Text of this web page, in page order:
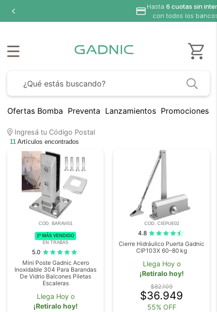
Hasta6 cuotas sin
con todos los bancos
Ofertas Bomba Preventa Lanzamientos Promociones
Ingresá tu Código Postal
11 Artículos encontrados
COD. BARAVI01
1º MÁS VENDIDO
EN TRABAS
5.0
Mini Poste Gadnic Acero
Inoxidable 304 Para Barandas
De Vidrio Balcones Piletas
Escaleras
Llega Hoy o
¡Retiralo hoy!
COD. CIEPUE02
4.8
Cierre Hidráulico Puerta Gadnic
CIP103X 60–80 kg
Llega Hoy o
¡Retiralo hoy!
$82.109
$36.949
55% OFF